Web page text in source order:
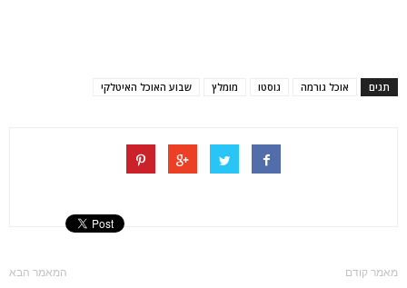
תגים אוכל גורמה גוסטו מומלץ שבוע האוכל האיטלקי
מאמר קודם המאמר הבא